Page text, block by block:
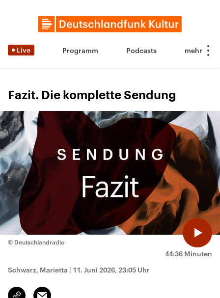
Live Programm Podcasts
Fazit. Die komplette Sendung
44:36 Minuten
© Deutschlandradio
Schwarz, Marietta | 11. Juni 2026, 23:05 Uhr
Link
Email